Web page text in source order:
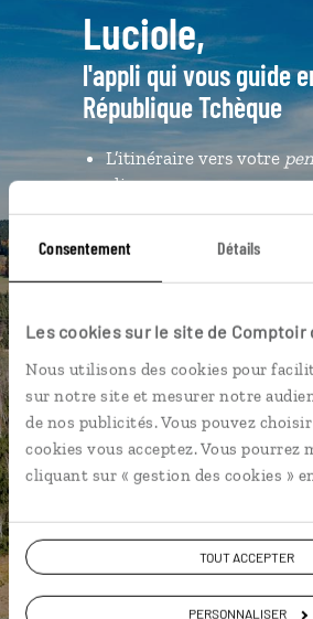
Consentement Détails
Les cookies sur le site de Comptoir
Nous utilisons des cookies pour
sur notre site et mesurer notre
de nos publicités. Vous pouvez
cookies vous acceptez. Vous pourrez
cliquant sur « gestion des cookies »
TOUT ACCEPTER
PERSONNALISER
Luciole,
l'appli qui vous guide
République Tchèque
L’itinéraire vers votre
clic
Notre sélection de
Prague
Les plus beaux
géolocalisés
L'album souvenirs à
vous-même
DÉCOUVRIR